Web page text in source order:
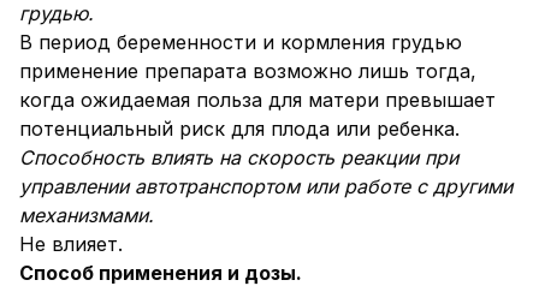
грудью.
В период беременности и кормления грудью
применение препарата возможно лишь тогда,
когда ожидаемая польза для матери превышает
потенциальный риск для плода или ребенка.
Способность влиять на скорость реакции при
управлении автотранспортом или работе с другими
механизмами.
Не влияет.
Способ применения и дозы.